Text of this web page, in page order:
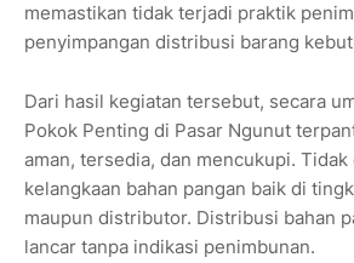
memastikan tidak terjadi praktik
penyimpangan distribusi barang
Dari hasil kegiatan tersebut, secara
Pokok Penting di Pasar Ngunut
aman, tersedia, dan mencukupi.
kelangkaan bahan pangan baik di
maupun distributor. Distribusi bahan
lancar tanpa indikasi penimbunan.